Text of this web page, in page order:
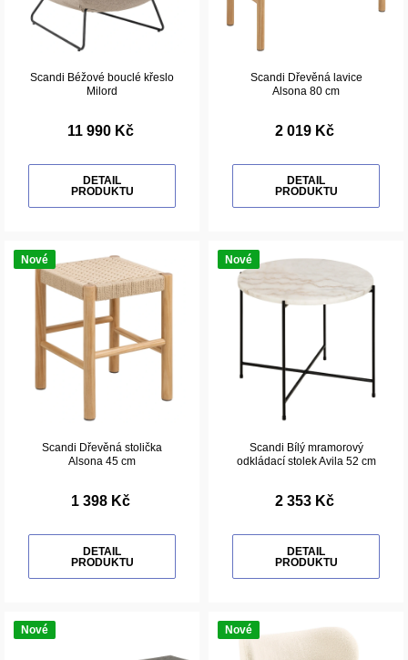
Scandi Béžové bouclé křeslo
Milord
11 990 Kč
DETAIL
PRODUKTU
Scandi Dřevěná lavice
Alsona 80 cm
2 019 Kč
DETAIL
PRODUKTU
Nové
Scandi Dřevěná stolička
Alsona 45 cm
1 398 Kč
DETAIL
PRODUKTU
Nové
Scandi Bílý mramorový
odkládací stolek Avila 52 cm
2 353 Kč
DETAIL
PRODUKTU
Nové Nové